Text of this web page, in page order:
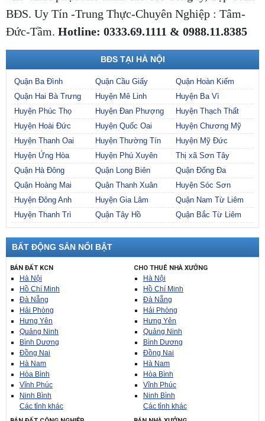
vấn- khắc phục khó khăn cho các Công ty, Tập đoàn
BĐS. Uy Tín -Trung Thực-Chuyên Nghiệp : Tâm-
Đức-Tầm. Hotline: 0333.69.1111 & 0988.11.8385
BĐS TẠI HÀ NỘI
Quận Ba Đình Quận Cầu Giấy
Quận Hoàn Kiếm
Quận Hai Bà Trưng
Huyện Mê Linh
Huyện Ba Vì
Huyện Phúc Thọ
Huyện Đan Phượng
Huyện Thạch Thất
Huyện Hoài Đức
Huyện Quốc Oai
Huyện Chương Mỹ
Huyện Thanh Oai
Huyện Thường Tín
Huyện Mỹ Đức
Huyện Ứng Hòa
Huyện Phú Xuyên
Thị xã Sơn Tây
Quận Hà Đông
Quận Long Biên
Quận Đống Đa
Quận Hoàng Mai
Quận Thanh Xuân
Huyện Sóc Sơn
Huyện Đông Anh
Huyện Gia Lâm
Quận Nam Từ Liêm
Huyện Thanh Trì
Quận Tây Hồ Quận Bắc Từ Liêm
BẤT ĐỘNG SẢN NỔI BẬT
BÁN ĐẤT KCN
Hà Nội
Hồ Chí Minh
Đà Nẵng
Hải Phòng
Hưng Yên
Quảng Ninh
Bình Dương
Đồng Nai
Hà Nam
Hòa Bình
Vĩnh Phúc
Ninh Bình
CHO THUÊ NHÀ XƯỞNG
Hà Nội
Hồ Chí Minh
Đà Nẵng
Hải Phòng
Hưng Yên
Quảng Ninh
Bình Dương
Đồng Nai
Hà Nam
Hòa Bình
Vĩnh Phúc
Ninh Bình